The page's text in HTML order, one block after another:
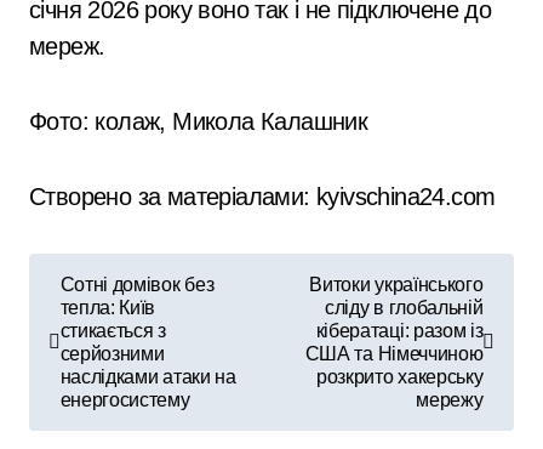
січня 2026 року воно так і не підключене до
мереж.
Фото: колаж, Микола Калашник
Створено за матеріалами: kyivschina24.com
і
Сотні домівок без
тепла: Київ
стикається з
серйозними
наслідками атаки на
енергосистему
Витоки українського
сліду в глобальній
кібератаці: разом із
США та Німеччиною
розкрито хакерську
мережу